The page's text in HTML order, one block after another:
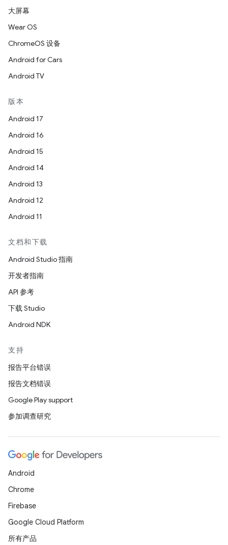
大屏幕
Wear OS
ChromeOS 设备
Android for Cars
Android TV
版本
Android 17
Android 16
Android 15
Android 14
Android 13
Android 12
Android 11
文档和下载
Android Studio 指南
开发者指南
API 参考
下载 Studio
Android NDK
支持
报告平台错误
报告文档错误
Google Play support
参加调查研究
Android
Chrome
Firebase
Google Cloud Platform
所有产品